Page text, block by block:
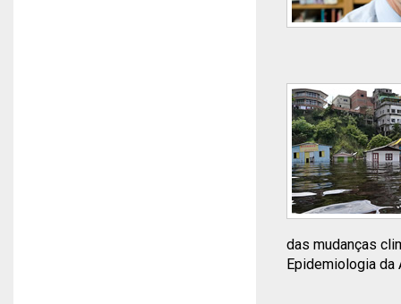
das mudanças
Epidemiologia da